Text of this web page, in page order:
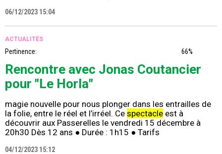
06/12/2023 15:04
ACTUALITÉS
Pertinence: 66%
Rencontre avec Jonas Coutancier
pour "Le Horla"
magie nouvelle pour nous plonger dans les entrailles de
la folie, entre le réel et l’irréel. Ce spectacle est à
découvrir aux Passerelles le vendredi 15 décembre à
20h30 Dès 12 ans ● Durée : 1h15 ● Tarifs
04/12/2023 15:12